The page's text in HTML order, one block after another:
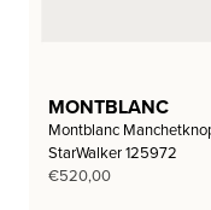
MONTBLANC
Montblanc
StarWalker 125972
€520,00